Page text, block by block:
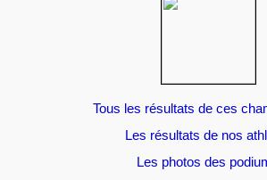
Tous les résultats de ces
Les résultats de nos
Les photos des